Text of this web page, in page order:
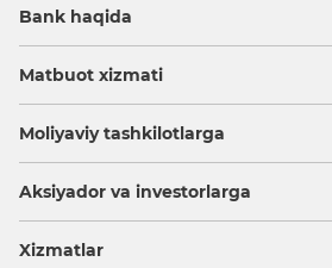
Bank haqida
Matbuot xizmati
Moliyaviy tashkilotlarga
Aksiyador va investorlarga
Xizmatlar